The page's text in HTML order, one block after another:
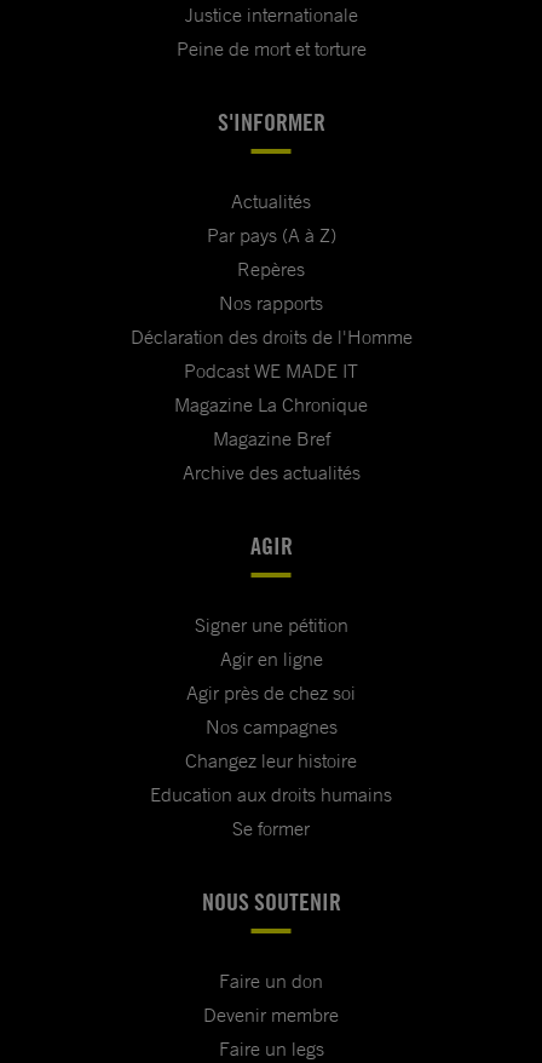
Justice internationale
Peine de mort et torture
S'INFORMER
Actualités
Par pays (A à Z)
Repères
Nos rapports
Déclaration des droits de l'Homme
Podcast WE MADE IT
Magazine La Chronique
Magazine Bref
Archive des actualités
AGIR
Signer une pétition
Agir en ligne
Agir près de chez soi
Nos campagnes
Changez leur histoire
Education aux droits humains
Se former
NOUS SOUTENIR
Faire un don
Devenir membre
Faire un legs